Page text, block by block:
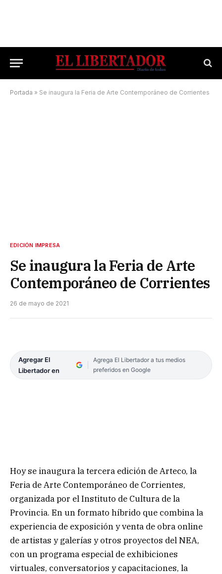
Portada » Se inaugura la Feria de Arte Contemporáneo de Corrientes
EDICIÓN IMPRESA
Se inaugura la Feria de Arte
Contemporáneo de Corrientes
26 de mayo de 2021
Agregar El
Libertador en
Agrega El Libertador a tus medios
preferidos en Google
Hoy se inaugura la tercera edición de Arteco, la
Feria de Arte Contemporáneo de Corrientes,
organizada por el Instituto de Cultura de la
Provincia. En un formato híbrido que combina la
experiencia de exposición y venta de obra online
de artistas y galerías y otros proyectos del NEA,
con un programa especial de exhibiciones
virtuales, conversatorios y capacitaciones, la